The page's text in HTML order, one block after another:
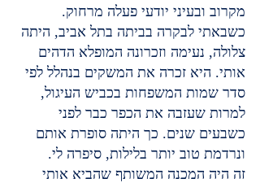
מקרוב ובעיני יודעי פעלה מרחוק.
כשבאתי לבקרה בביתה בתל אביב, היתה
צלולה, נעימה וזכרונה המופלא הדהים
אותי. היא זכרה את המשקים בנהלל לפי
סדר שמות המשפחות בכביש העיגול,
למרות שעזבה את הכפר כבר לפני
כשבעים שנים. כך היתה סופרת אותם
ונרדמת טוב יותר בלילות, סיפרה לי.
זה היה המכנה המשותף שהביא אותי